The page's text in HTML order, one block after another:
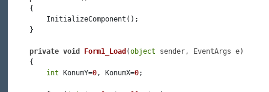
     {
         InitializeComponent();
     }
private void Form1_Load (object sender, EventArgs e)
     {
int KonumY=0 , KonumX=0;